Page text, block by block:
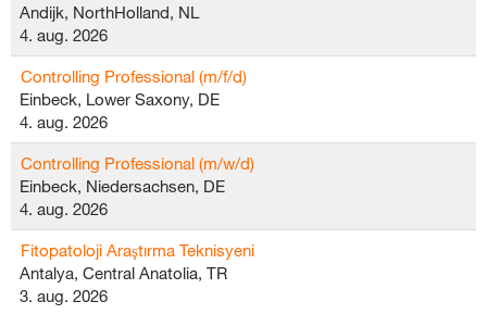
Andijk, NorthHolland, NL
4. aug. 2026
Controlling Professional (m/f/d)
Einbeck, Lower Saxony, DE
4. aug. 2026
Controlling Professional (m/w/d)
Einbeck, Niedersachsen, DE
4. aug. 2026
Fitopatoloji Araştırma Teknisyeni
Antalya, Central Anatolia, TR
3. aug. 2026